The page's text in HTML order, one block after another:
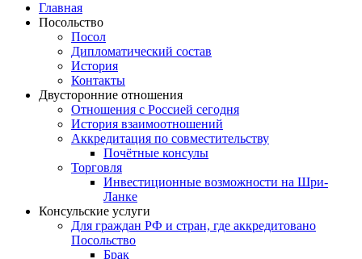
Главная
Посольство
Посол
Дипломатический состав
История
Контакты
Двусторонние отношения
Отношения с Россией сегодня
История взаимоотношений
Аккредитация по совместительству
Почётные консулы
Торговля
Инвестиционные возможности на Шри-
Ланке
Консульские услуги
Для граждан РФ и стран, где аккредитовано
Посольство
Брак